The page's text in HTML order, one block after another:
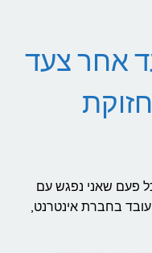
אחר צעד
פעם שאני נפגש עם
בחברת אינטרנט,